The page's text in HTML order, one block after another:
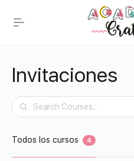
Invitaciones
Buscar
Todos los cursos 4